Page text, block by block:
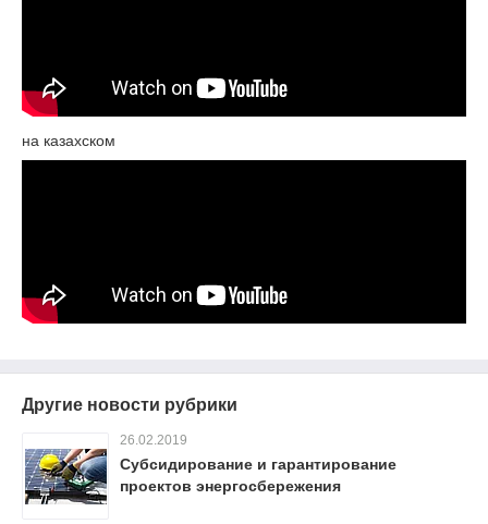
на казахском
Другие новости рубрики
26.02.2019
Субсидирование и гарантирование
проектов энергосбережения